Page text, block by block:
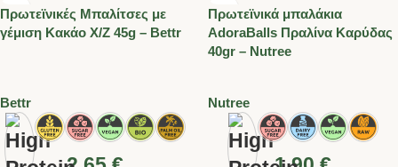
Πρωτεϊνικές Μπαλίτσες με
γέμιση Κακάο Χ/Ζ 45g – Bettr
Bettr
Πρωτεϊνικά μπαλάκια
AdoraBalls Πραλίνα Καρύδας
40gr – Nutree
Nutree